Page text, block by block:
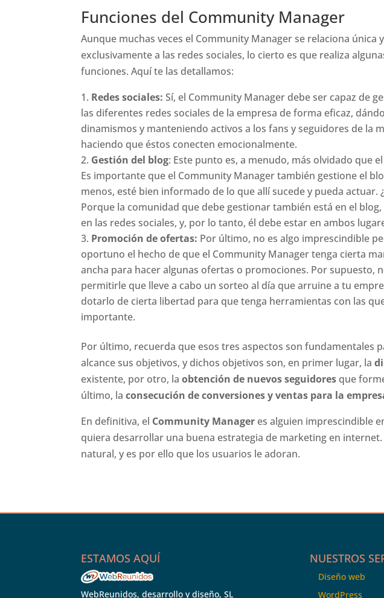
Funciones del Community Manager
Aunque muchas veces el Community Manager se relaciona única y
exclusivamente a las redes sociales, lo cierto es que realiza
funciones. Aquí te las detallamos:
Redes sociales: Sí, el Community Manager debe ser capaz de
las diferentes redes sociales de la empresa de forma eficaz,
dinamismos y manteniendo activos a los fans y seguidores de la
haciendo que éstos conecten emocionalmente.
Gestión del blog: Este punto es, a menudo, más olvidado que
Es importante que el Community Manager también gestione el
menos, esté bien informado de lo que allí sucede y pueda actuar.
Porque la comunidad que debe gestionar también está en el
en las redes sociales, y, por lo tanto, él debe estar en ambos
Promoción de ofertas: Por último, no es algo imprescindible
oportuno el hecho de que el Community Manager tenga cierta
ancha para hacer algunas ofertas o promociones. Por supuesto,
permitirle que lleve a cabo un sorteo al día que arruine a tu
dotarlo de cierta libertad para que tenga herramientas con las
importante.
Por último, recuerda que esos tres aspectos son fundamentales
alcance sus objetivos, y dichos objetivos son, en primer lugar, la
existente, por otro, laobtención de nuevos seguidores que
último, laconsecución de conversiones y ventas para la
En definitiva, el Community Manager es alguien imprescindible
quiera desarrollar una buena estrategia de marketing en
natural, y es por ello que los usuarios le adoran.
ESTAMOS AQUÍ
WebReunidos, desarrollo y diseño, SL
NUESTROS
Diseño web
WordPress